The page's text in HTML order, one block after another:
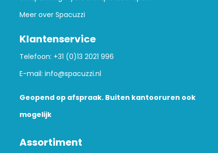
Meer over Spacuzzi
Klantenservice
Telefoon: +31 (0)13 2021 996
E-mail: info@spacuzzi.nl
Geopend op afspraak. Buiten kantooruren ook
mogelijk
Assortiment